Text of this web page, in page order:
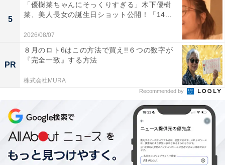
5
「優樹菜ちゃんにそっくりすぎる」木下優樹
菜、美人長女の誕生日ショット公開！「14...
2026/08/07
PR
８月のロト6はこの方法で買え!!６つの数字が
『完全一致』する方法
株式会社MURA
Recommended by